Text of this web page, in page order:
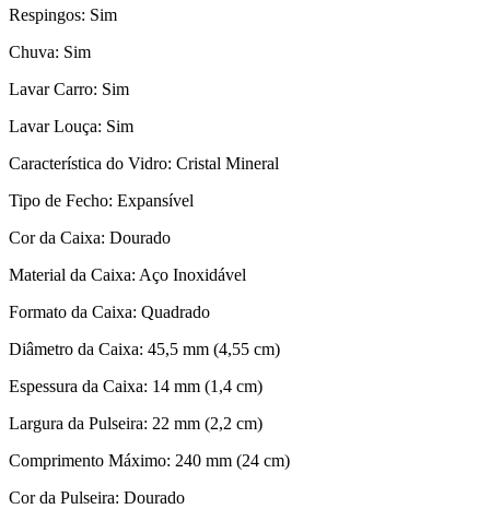
Respingos: Sim
Chuva: Sim
Lavar Carro: Sim
Lavar Louça: Sim
Característica do Vidro: Cristal Mineral
Tipo de Fecho: Expansível
Cor da Caixa: Dourado
Material da Caixa: Aço Inoxidável
Formato da Caixa: Quadrado
Diâmetro da Caixa: 45,5 mm (4,55 cm)
Espessura da Caixa: 14 mm (1,4 cm)
Largura da Pulseira: 22 mm (2,2 cm)
Comprimento Máximo: 240 mm (24 cm)
Cor da Pulseira: Dourado